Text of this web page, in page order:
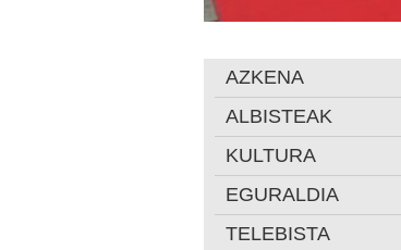
AZKENA
ALBISTEAK
KULTURA
EGURALDIA
TELEBISTA